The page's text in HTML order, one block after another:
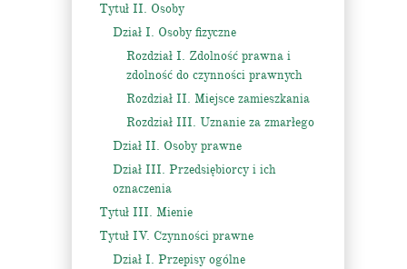
Tytuł II. Osoby
Dział I. Osoby fizyczne
Rozdział I. Zdolność prawna i
zdolność do czynności prawnych
Rozdział II. Miejsce zamieszkania
Rozdział III. Uznanie za zmarłego
Dział II. Osoby prawne
Dział III. Przedsiębiorcy i ich
oznaczenia
Tytuł III. Mienie
Tytuł IV. Czynności prawne
Dział I. Przepisy ogólne